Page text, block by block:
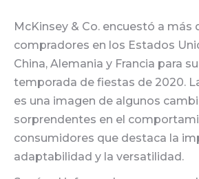
McKinsey & Co. encuestó a más
compradores en los Estados
China, Alemania y Francia para
temporada de fiestas de 2020.
es una imagen de algunos
sorprendentes en el
consumidores que destaca la
adaptabilidad y la versatilidad.